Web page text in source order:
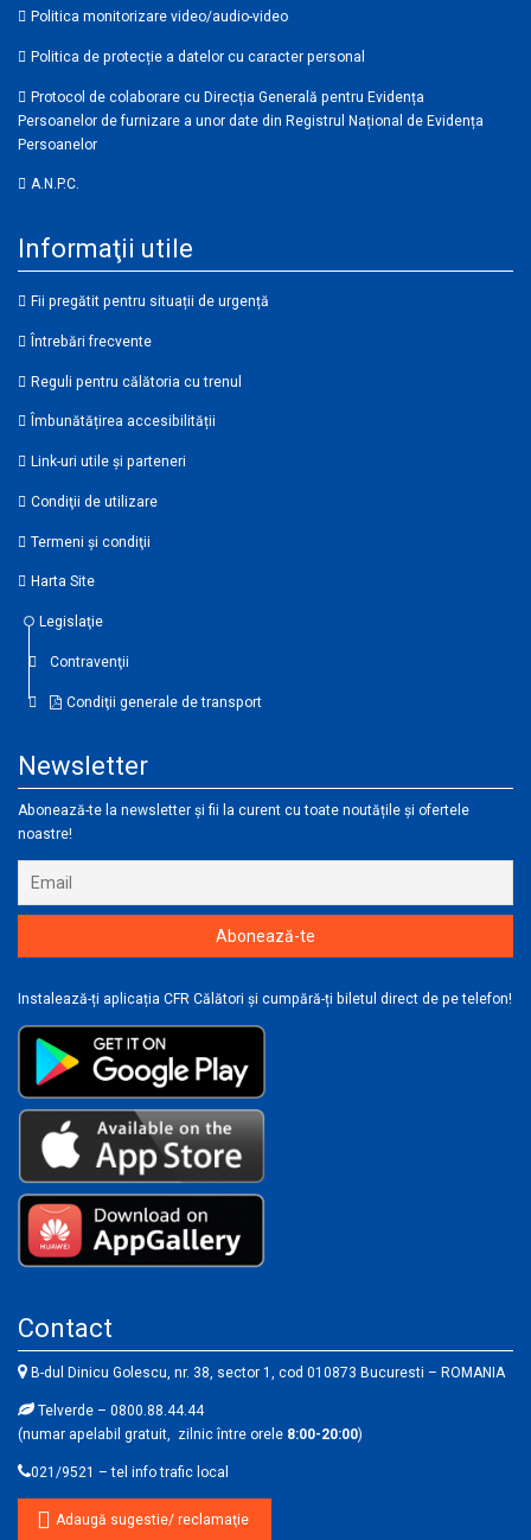
Politica monitorizare video/audio-video
Politica de protecție a datelor cu caracter personal
Protocol de colaborare cu Direcția Generală pentru Evidența
Persoanelor de furnizare a unor date din Registrul Național de Evidența
Persoanelor
A.N.P.C.
Informaţii utile
Fii pregătit pentru situații de urgență
Întrebări frecvente
Reguli pentru călătoria cu trenul
Îmbunătățirea accesibilității
Link-uri utile şi parteneri
Condiţii de utilizare
Termeni şi condiţii
Harta Site
Legislaţie
Contravenţii
Condiţii generale de transport
Newsletter
Abonează-te la newsletter și fii la curent cu toate noutățile și ofertele
noastre!
Instalează-ți aplicația CFR Călători și cumpără-ți biletul direct de pe telefon!
Contact
B-dul Dinicu Golescu, nr. 38, sector 1, cod 010873 Bucuresti – ROMANIA
Telverde – 0800.88.44.44
(numar apelabil gratuit, zilnic între orele 8:00-20:00)
021/9521 – tel info trafic local
Adaugă sugestie/ reclamaţie